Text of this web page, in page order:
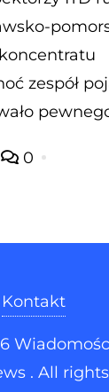
zespół
0
Kontakt
. All